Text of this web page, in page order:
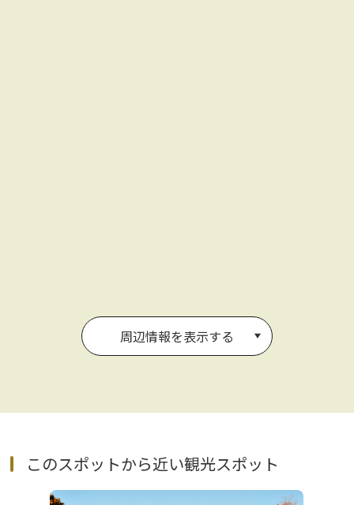
周辺情報を表示する
このスポットから近い観光スポット